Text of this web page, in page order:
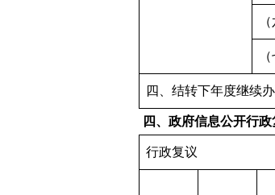
四、结转下年度继续
四、政府信息公开行
行政复议